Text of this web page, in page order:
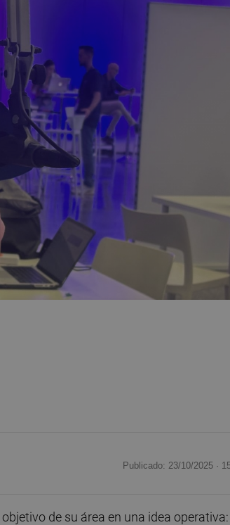
Publicado: 23/10/2025 ·
de su área en una idea operativa: